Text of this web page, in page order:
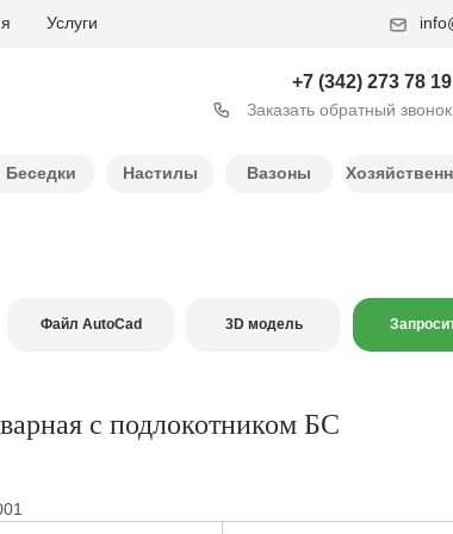
Услуги
Заказать обратный звонок
+7 (342) 273 78 19
Беседки Настилы Вазоны
3D модель
Файл AutoCad
с подлокотником БС